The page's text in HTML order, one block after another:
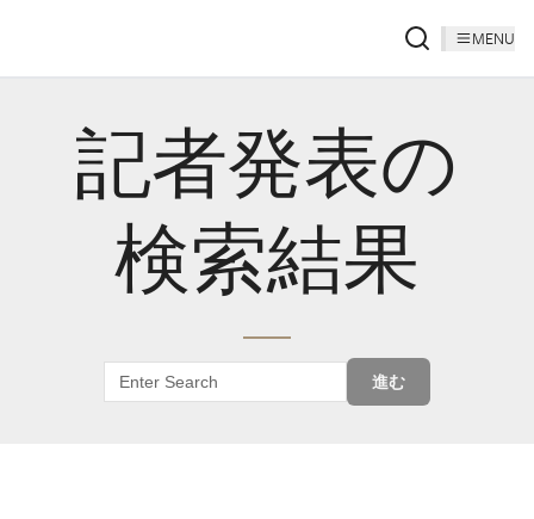
MENU
記者発表の
検索結果
進む